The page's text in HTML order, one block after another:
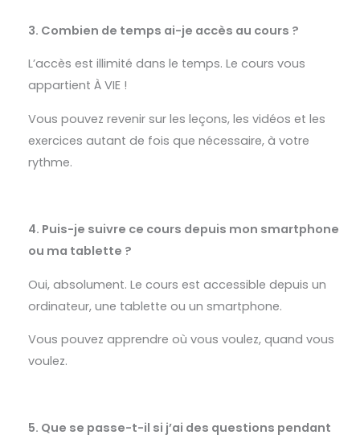
3. Combien de temps ai-je accès au cours ?
L’accès est illimité dans le temps. Le cours vous
appartient À VIE !
Vous pouvez revenir sur les leçons, les vidéos et les
exercices autant de fois que nécessaire, à votre
rythme.
4. Puis-je suivre ce cours depuis mon smartphone
ou ma tablette ?
Oui, absolument.Le cours est accessible depuis un
ordinateur, une tablette ou un smartphone.
Vous pouvez apprendre où vous voulez, quand vous
voulez.
5. Que se passe-t-il si j’ai des questions pendant